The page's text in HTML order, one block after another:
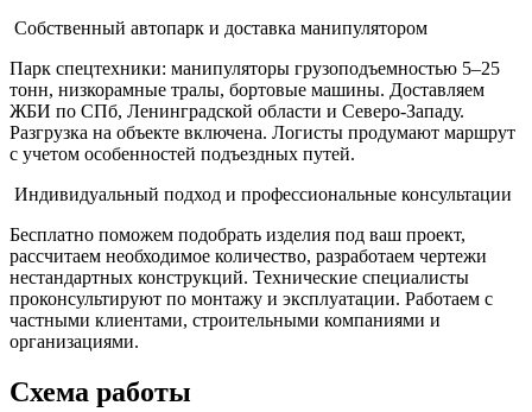
Собственный автопарк и доставка манипулятором
Парк спецтехники: манипуляторы грузоподъемностью 5–25
тонн, низкорамные тралы, бортовые машины. Доставляем
ЖБИ по СПб, Ленинградской области и Северо-Западу.
Разгрузка на объекте включена. Логисты продумают маршрут
с учетом особенностей подъездных путей.
Индивидуальный подход и профессиональные консультации
Бесплатно поможем подобрать изделия под ваш проект,
рассчитаем необходимое количество, разработаем чертежи
нестандартных конструкций. Технические специалисты
проконсультируют по монтажу и эксплуатации. Работаем с
частными клиентами, строительными компаниями и
организациями.
Схема работы